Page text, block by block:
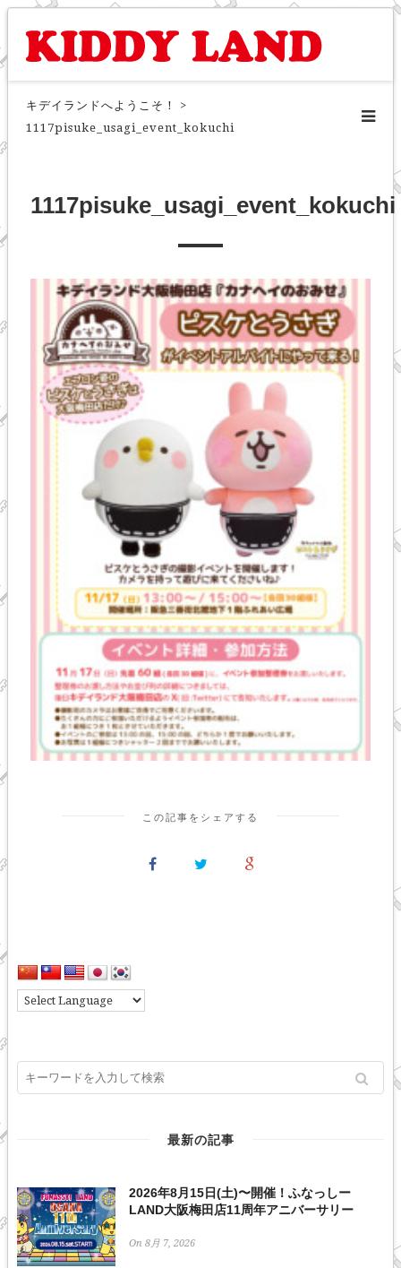
キデイランドへようこそ！
>
1117pisuke_usagi_event_kokuchi
1117pisuke_usagi_event_kokuchi
この記事をシェアする
最新の記事
2026年8月15日(土)〜開催！ふなっしー
LAND大阪梅田店11周年アニバーサリー
On 8月 7, 2026